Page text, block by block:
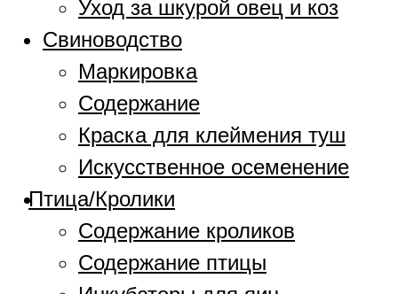
Уход за шкурой овец и коз
Свиноводство
Маркировка
Содержание
Краска для клеймения туш
Искусственное осеменение
Птица/Кролики
Содержание кроликов
Содержание птицы